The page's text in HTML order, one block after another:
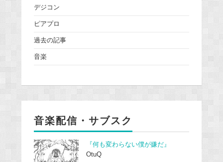
デジコン
ピアプロ
過去の記事
音楽
音楽配信・サブスク
『何も変わらない僕が嫌だ』
OtuQ